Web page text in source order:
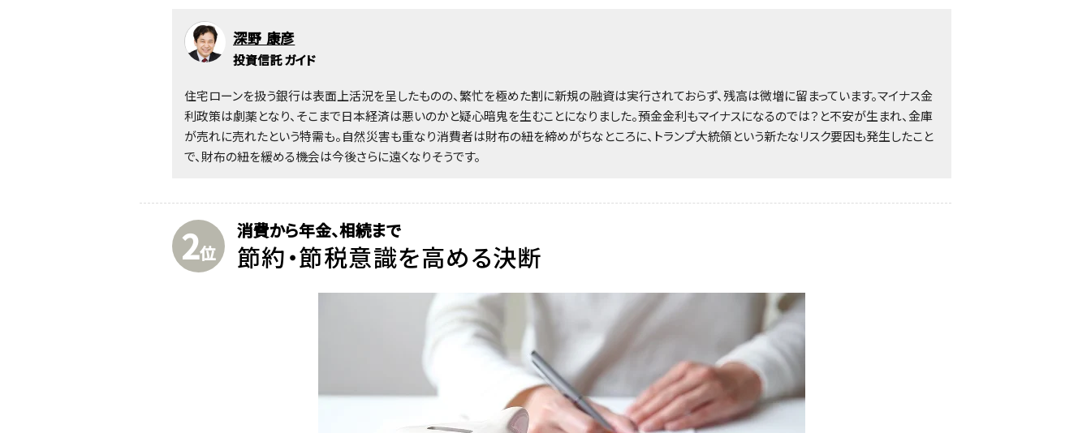
深野 康彦
投資信託 ガイド
住宅ローンを扱う銀行は表面上活況を呈したものの、繁忙を極めた割に新規の融資は実行されておらず、残高は微増に留まっています。マイナス金
利政策は劇薬となり、そこまで日本経済は悪いのかと疑心暗鬼を生むことになりました。預金金利もマイナスになるのでは？と不安が生まれ、金庫
が売れに売れたという特需も。自然災害も重なり消費者は財布の紐を締めがちなところに、トランプ大統領という新たなリスク要因も発生したこと
で、財布の紐を緩める機会は今後さらに遠くなりそうです。
2位
消費から年金、相続まで
節約・節税意識を高める決断